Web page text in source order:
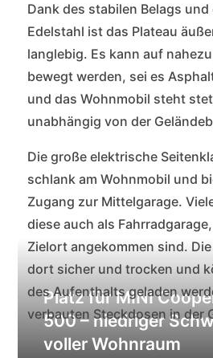
Dank des stabilen Belags
Edelstahl ist das Plateau
langlebig. Es kann auf
bewegt werden, sei es
und das Wohnmobil steht
unabhängig von der
Die große elektrische
schlank am Wohnmobil und
Zugang zur Mittelgarage.
diese auch als
Zielort angekommen sind.
dort sicher und trocken und
des Aufenthalts geladen
verbauten Steckdosen in der